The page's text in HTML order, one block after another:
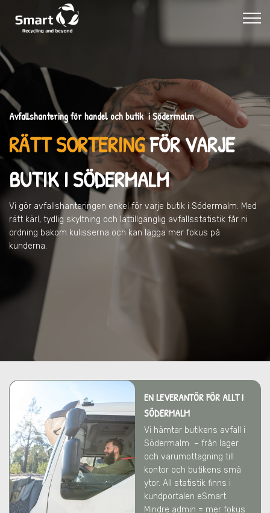
Avfallshantering för handel och butik i Södermalm
RÄTT SORTERINGFÖR VARJE
BUTIK I SÖDERMALM
Vi gör avfallshanteringen enkel för varje butik i Södermalm. Med
rätt kärl, tydlig skyltning och lättillgänglig avfallsstatistik får ni
ordning bakom kulisserna och kan lägga mer fokus på
kunderna.
EN LEVERANTÖR FÖR ALLTI
SÖDERMALM
Vi hämtar butikens avfall i
Södermalm – från lager
och varumottagning till
kontor och butikens små
ytor. All statistik finns i
kundportalen eSmart.
Mindre admin = mer fokus